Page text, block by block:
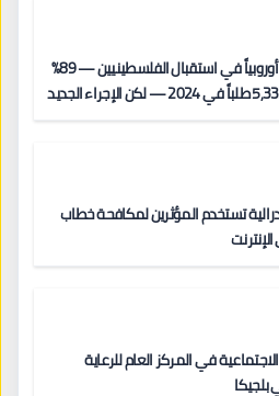
بلجيكا: الأولى أوروبياً في استقبال الفلسطينيين — 89%
قبول لغزة و5,332 طلباً في 2024 — لكن الإجراء الجديد
تستخدم المؤثرين لمكافحة خطاب
الاجتماعية في المركز العام للرعاية
بلجيكا